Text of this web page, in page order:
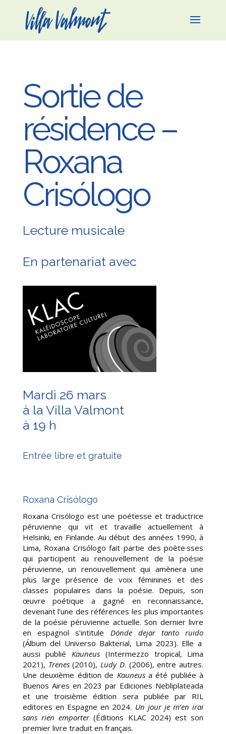
Sortie de
résidence –
Roxana
Crisólogo
Lecture musicale
En partenariat avec
Mardi 26 mars
à la Villa Valmont
à 19 h
Entrée libre et gratuite
Roxana Crisólogo
Roxana Crisólogo est une poétesse et traductrice
péruvienne qui vit et travaille actuellement à
Helsinki, en Finlande. Au début des années 1990, à
Lima, Roxana Crisólogo fait partie des poète·sses
qui participent au renouvellement de la poésie
péruvienne, un renouvellement qui amènera une
plus large présence de voix féminines et des
classes populaires dans la poésie. Depuis, son
œuvre poétique a gagné en reconnaissance,
devenant l’une des références les plus importantes
de la poésie péruvienne actuelle. Son dernier livre
en espagnol s’intitule Dónde dejar tanto ruido
(Álbum del Universo Bakterial, Lima 2023). Elle a
aussi publiéKauneus (Intermezzo tropical, Lima
2021), Trenes(2010),Ludy D. (2006), entre autres.
Une deuxième édition de Kauneus a été publiée à
Buenos Aires en 2023 par Ediciones Nebliplateada
et une troisième édition sera publiée par RIL
editores en Espagne en 2024. Un jour je m’en irai
sans rien emporter(Éditions KLAC 2024) est son
premier livre traduit en français.